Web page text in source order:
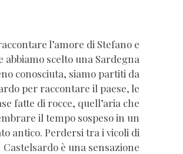
l’amore di Stefano e
abbiamo scelto una Sardegna
conosciuta, siamo partiti da
per raccontare il paese, le
fatte di rocce, quell’aria che
il tempo sospeso in un
antico. Perdersi tra i vicoli di
Castelsardo è una sensazione